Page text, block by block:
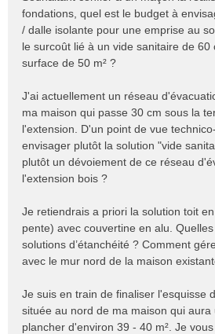
fondations, quel est le budget à
/ dalle isolante pour une emprise au
le surcoût lié à un vide sanitaire de
surface de 50 m² ?
J'ai actuellement un réseau
ma maison qui passe 30 cm sous la
l'extension. D'un point de vue
envisager plutôt la solution "vide
plutôt un dévoiement de ce réseau
l'extension bois ?
Je retiendrais a priori la solution toit
pente) avec couvertine en alu.
solutions d’étanchéité ? Comment
avec le mur nord de la maison
Je suis en train de finaliser l'esquisse
située au nord de ma maison qui aura
plancher d'environ 39 - 40 m². Je